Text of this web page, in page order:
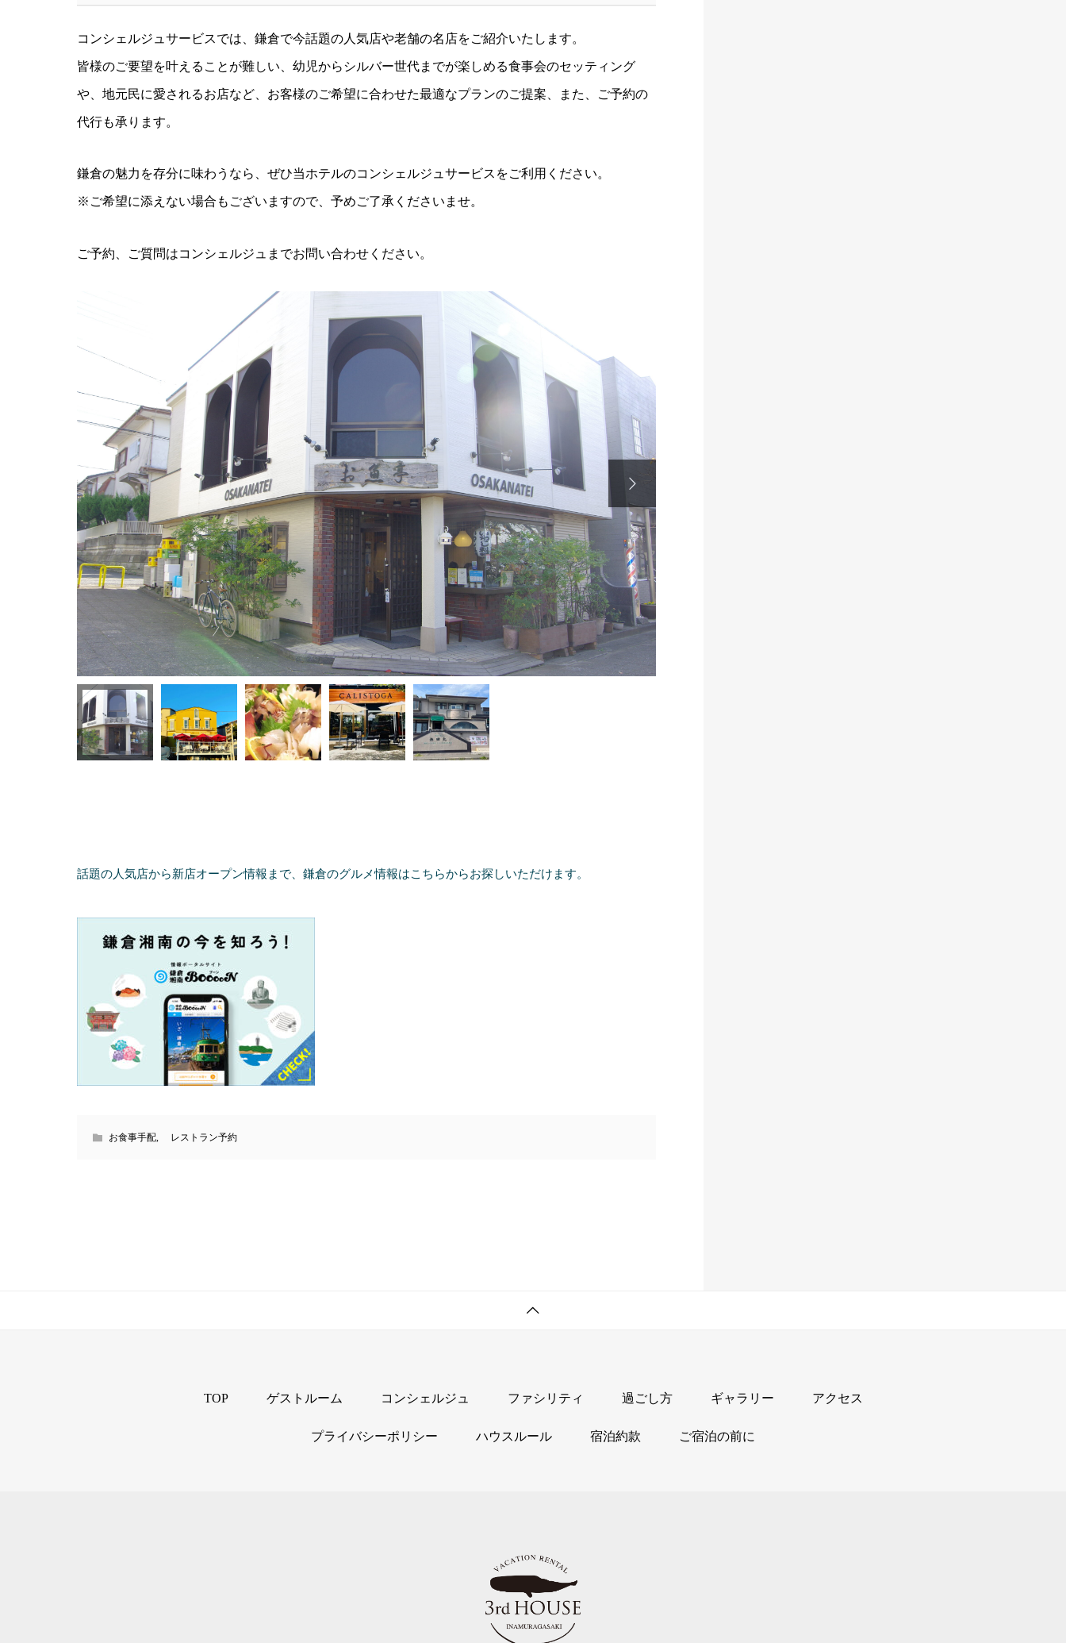
コンシェルジュサービスでは、鎌倉で今話題の人気店や老舗の名店をご紹介いたします。
皆様のご要望を叶えることが難しい、幼児からシルバー世代までが楽しめる食事会のセッティング
や、地元民に愛されるお店など、お客様のご希望に合わせた最適なプランのご提案、また、ご予約の
代行も承ります。
鎌倉の魅力を存分に味わうなら、ぜひ当ホテルのコンシェルジュサービスをご利用ください。
※ご希望に添えない場合もございますので、予めご了承くださいませ。
ご予約、ご質問はコンシェルジュまでお問い合わせください。

話題の人気店から新店オープン情報まで、鎌倉のグルメ情報はこちらからお探しいただけます。
お食事手配 レストラン予約
TOP ゲストルーム コンシェルジュ ファシリティ 過ごし方 ギャラリー アクセス
プライバシーポリシー ハウスルール 宿泊約款 ご宿泊の前に